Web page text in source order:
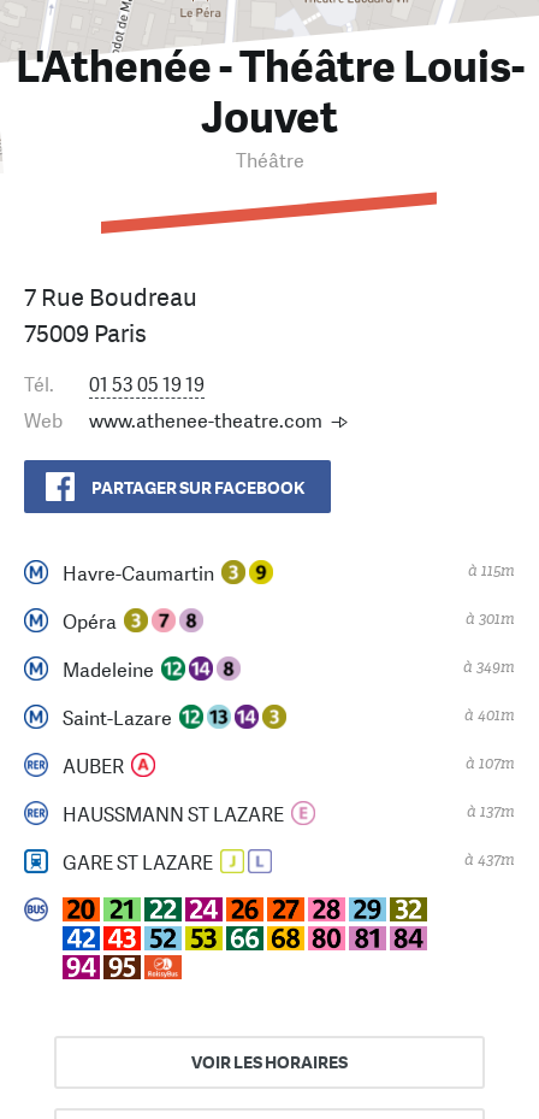
L'Athenée - Théâtre Louis-
Jouvet
Théâtre
7 Rue Boudreau
75009 Paris
Tél.
01 53 05 19 19
Web
www.athenee-theatre.com
PARTAGER SUR FACEBOOK
Havre-Caumartin à 115m
Opéra à 301m
Madeleine à 349m
Saint-Lazare à 401m
AUBER à 107m
HAUSSMANN ST LAZARE à 137m
GARE ST LAZARE à 437m
VOIR LES HORAIRES